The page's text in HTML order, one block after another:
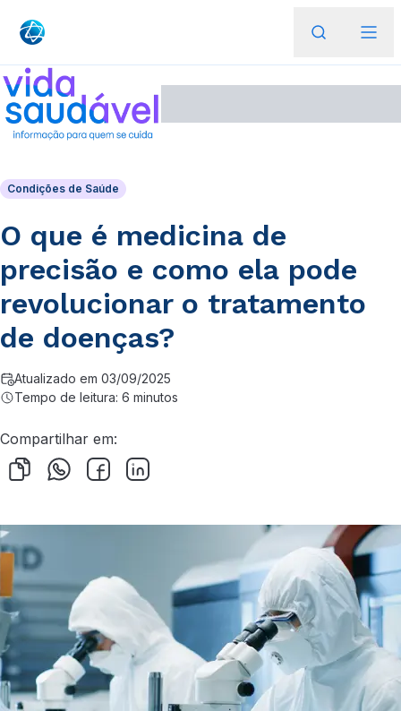
Condições de Saúde
O que é medicina de
precisão e como ela pode
revolucionar o tratamento
de doenças?
Atualizado em 03/09/2025
Tempo de leitura: 6 minutos
Compartilhar em: